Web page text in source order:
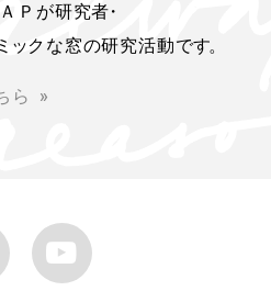
Ｐが研究者・
ミ ックな窓の研究活動です。
ら